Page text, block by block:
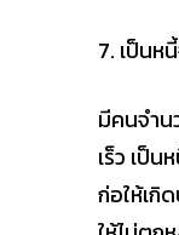
7. เป็นห
มีคนจำน
เร็ว เป็
ก่อให้เกิ